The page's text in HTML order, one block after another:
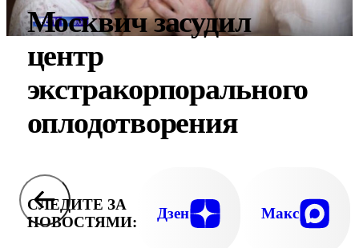
Москвич засудил
центр
экстракорпорального
оплодотворения
СЛЕДИТЕ ЗА
НОВОСТЯМИ:
Дзен Макс